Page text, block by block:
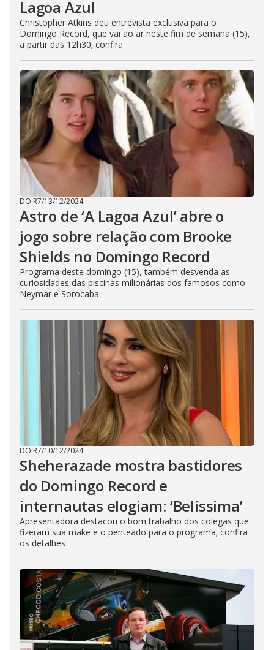
Lagoa Azul
Christopher Atkins deu entrevista exclusiva para o
Domingo Record, que vai ao ar neste fim de semana (15),
a partir das 12h30; confira
DO R7/13/12/2024
Astro de ‘A Lagoa Azul’ abre o
jogo sobre relação com Brooke
Shields no Domingo Record
Programa deste domingo (15), também desvenda as
curiosidades das piscinas milionárias dos famosos como
Neymar e Sorocaba
DO R7/10/12/2024
Sheherazade mostra bastidores
do Domingo Record e
internautas elogiam: ‘Belíssima’
Apresentadora destacou o bom trabalho dos colegas que
fizeram sua make e o penteado para o programa; confira
os detalhes